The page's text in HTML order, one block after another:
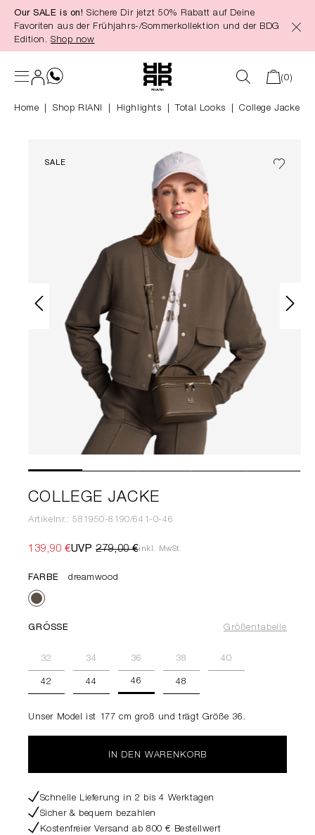
springen
Our SALE is on! Sichere Dir jetzt 50% Rabatt auf Deine
Favoriten aus der Frühjahrs-/Sommerkollektion und der BDG
Edition. Shop now
(0)
Home Shop RIANI Highlights Total Looks College Jacke
SALE
COLLEGE JACKE
Artikelnr.: 581950-8190/641-0-46
139,90 €UVP279,00 €inkl. MwSt.
FARBE dreamwood
GRÖSSE Größentabelle
32 34 36 38 40
42 44 46 48
Unser Model ist 177 cm groß und trägt Größe 36.
IN DEN WARENKORB
Schnelle Lieferung in 2 bis 4 Werktagen
Sicher & bequem bezahlen
Kostenfreier Versand ab 800 € Bestellwert